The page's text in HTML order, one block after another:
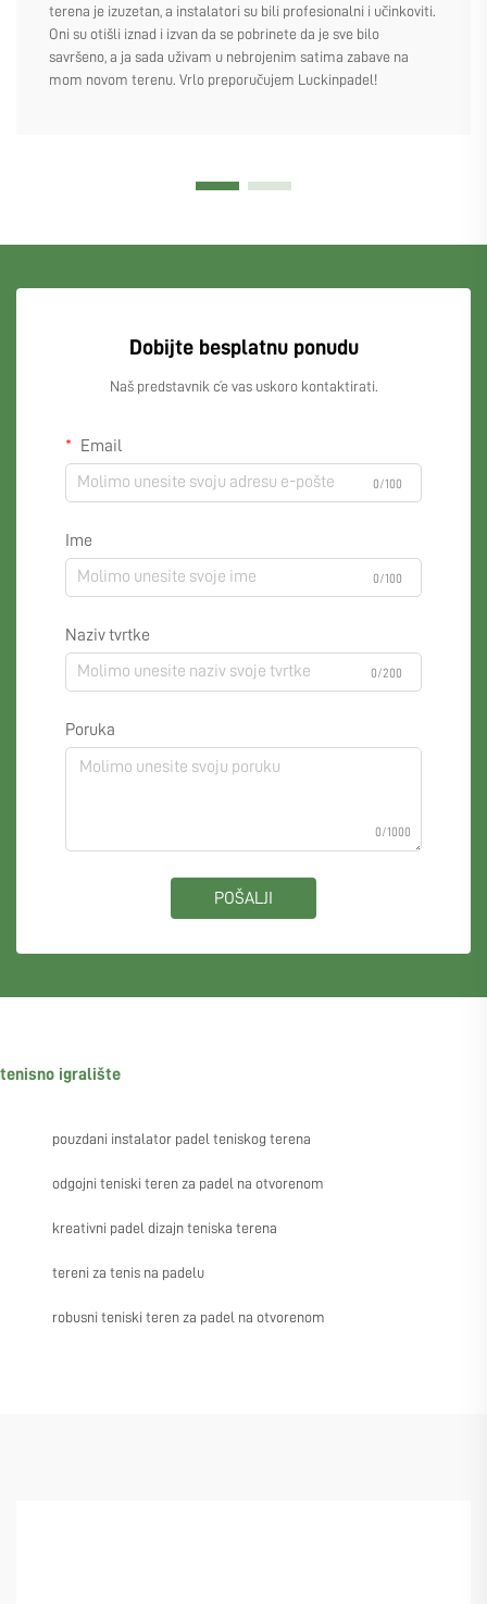
terena je izuzetan, a instalatori su bili profesionalni i učinkoviti.
Oni su otišli iznad i izvan da se pobrinete da je sve bilo
savršeno, a ja sada uživam u nebrojenim satima zabave na
mom novom terenu. Vrlo preporučujem Luckinpadel!
Dobijte besplatnu ponudu
Naš predstavnik će vas uskoro kontaktirati.
Email
0/100
Ime
0/100
Naziv tvrtke
0/200
Poruka
0/1000
POŠALJI
tenisno igralište
pouzdani instalator padel teniskog terena
odgojni teniski teren za padel na otvorenom
kreativni padel dizajn teniska terena
tereni za tenis na padelu
robusni teniski teren za padel na otvorenom